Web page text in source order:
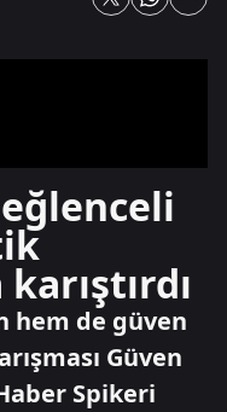
hem de güven
Güven
Spikeri